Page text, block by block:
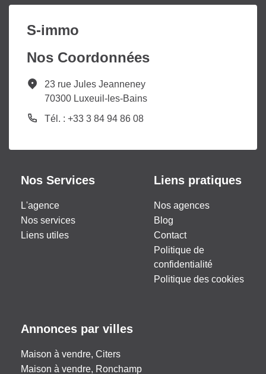
S-immo
Nos Coordonnées
23 rue Jules Jeanneney
70300 Luxeuil-les-Bains
Tél. : +33 3 84 94 86 08
Nos Services
L'agence
Nos services
Liens utiles
Liens pratiques
Nos agences
Blog
Contact
Politique de
confidentialité
Politique des cookies
Annonces par villes
Maison à vendre, Citers
Maison à vendre, Ronchamp